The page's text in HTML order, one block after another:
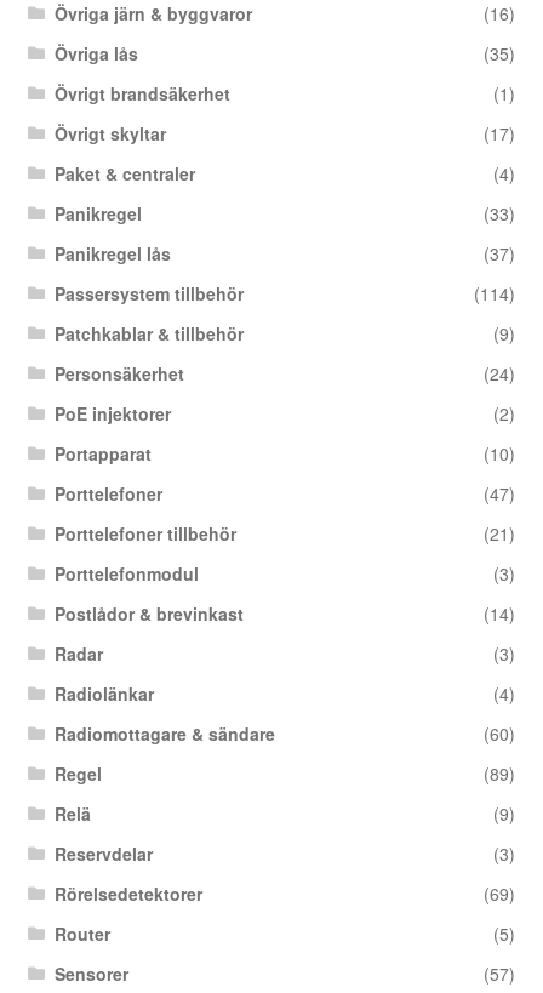
Övriga järn & byggvaror
(16)
Övriga lås
(35)
Övrigt brandsäkerhet
(1)
Övrigt skyltar
(17)
Paket & centraler
(4)
Panikregel
(33)
Panikregel lås
(37)
Passersystem tillbehör
(114)
Patchkablar & tillbehör
(9)
Personsäkerhet
(24)
PoE injektorer
(2)
Portapparat
(10)
Porttelefoner
(47)
Porttelefoner tillbehör
(21)
Porttelefonmodul
(3)
Postlådor & brevinkast
(14)
Radar
(3)
Radiolänkar
(4)
Radiomottagare & sändare
(60)
Regel
(89)
Relä
(9)
Reservdelar
(3)
Rörelsedetektorer
(69)
Router
(5)
Sensorer
(57)